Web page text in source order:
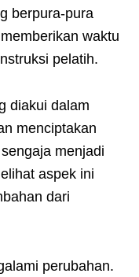
berpura-pura
waktu
pelatih.
diakui dalam
menciptakan
menjadi
aspek ini
dari
perubahan.